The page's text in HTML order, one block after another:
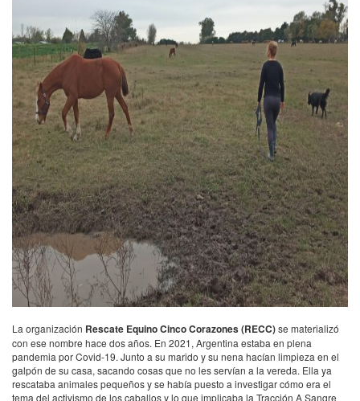
La organización Rescate Equino Cinco Corazones (RECC)se materializó
con ese nombre hace dos años. En 2021, Argentina estaba en plena
pandemia por Covid-19. Junto a su marido y su nena hacían limpieza en el
galpón de su casa, sacando cosas que no les servían a la vereda. Ella ya
rescataba animales pequeños y se había puesto a investigar cómo era el
tema del activismo de los caballos y lo que implicaba la Tracción A Sangre